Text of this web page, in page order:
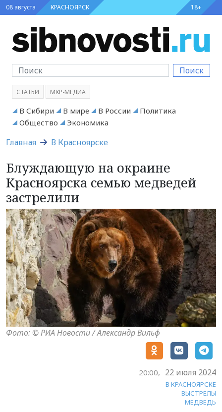
08 августа КРАСНОЯРСК 18+
Поиск
СТАТЬИ МКР-МЕДИА
В Сибири В мире В России
Политика
Общество
Экономика
Главная В Красноярске
Блуждающую на окраине
Красноярска семью медведей
застрелили
Фото: © РИА Новости / Александр Вильф
20:00, 22 июля 2024
В КРАСНОЯРСКЕ
ВЫСТРЕЛЫ
МЕДВЕДЬ